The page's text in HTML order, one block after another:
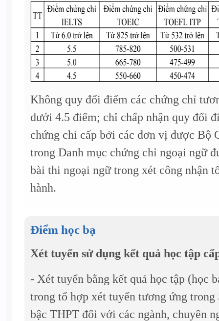
Không quy đổi điểm các chứng chỉ
dưới 4.5 điểm; chỉ chấp nhận quy đổi
chứng chỉ cấp bởi các đơn vị được Bộ
trong Danh mục chứng chỉ ngoại ngữ
bài thi ngoại ngữ trong xét công nhận
hành.
Điểm học bạ
Xét tuyển sử dụng kết quả học tập
- Xét tuyển bằng kết quả học tập (học
trong tổ hợp xét tuyển tương ứng trong
bậc THPT đối với các ngành, chuyên